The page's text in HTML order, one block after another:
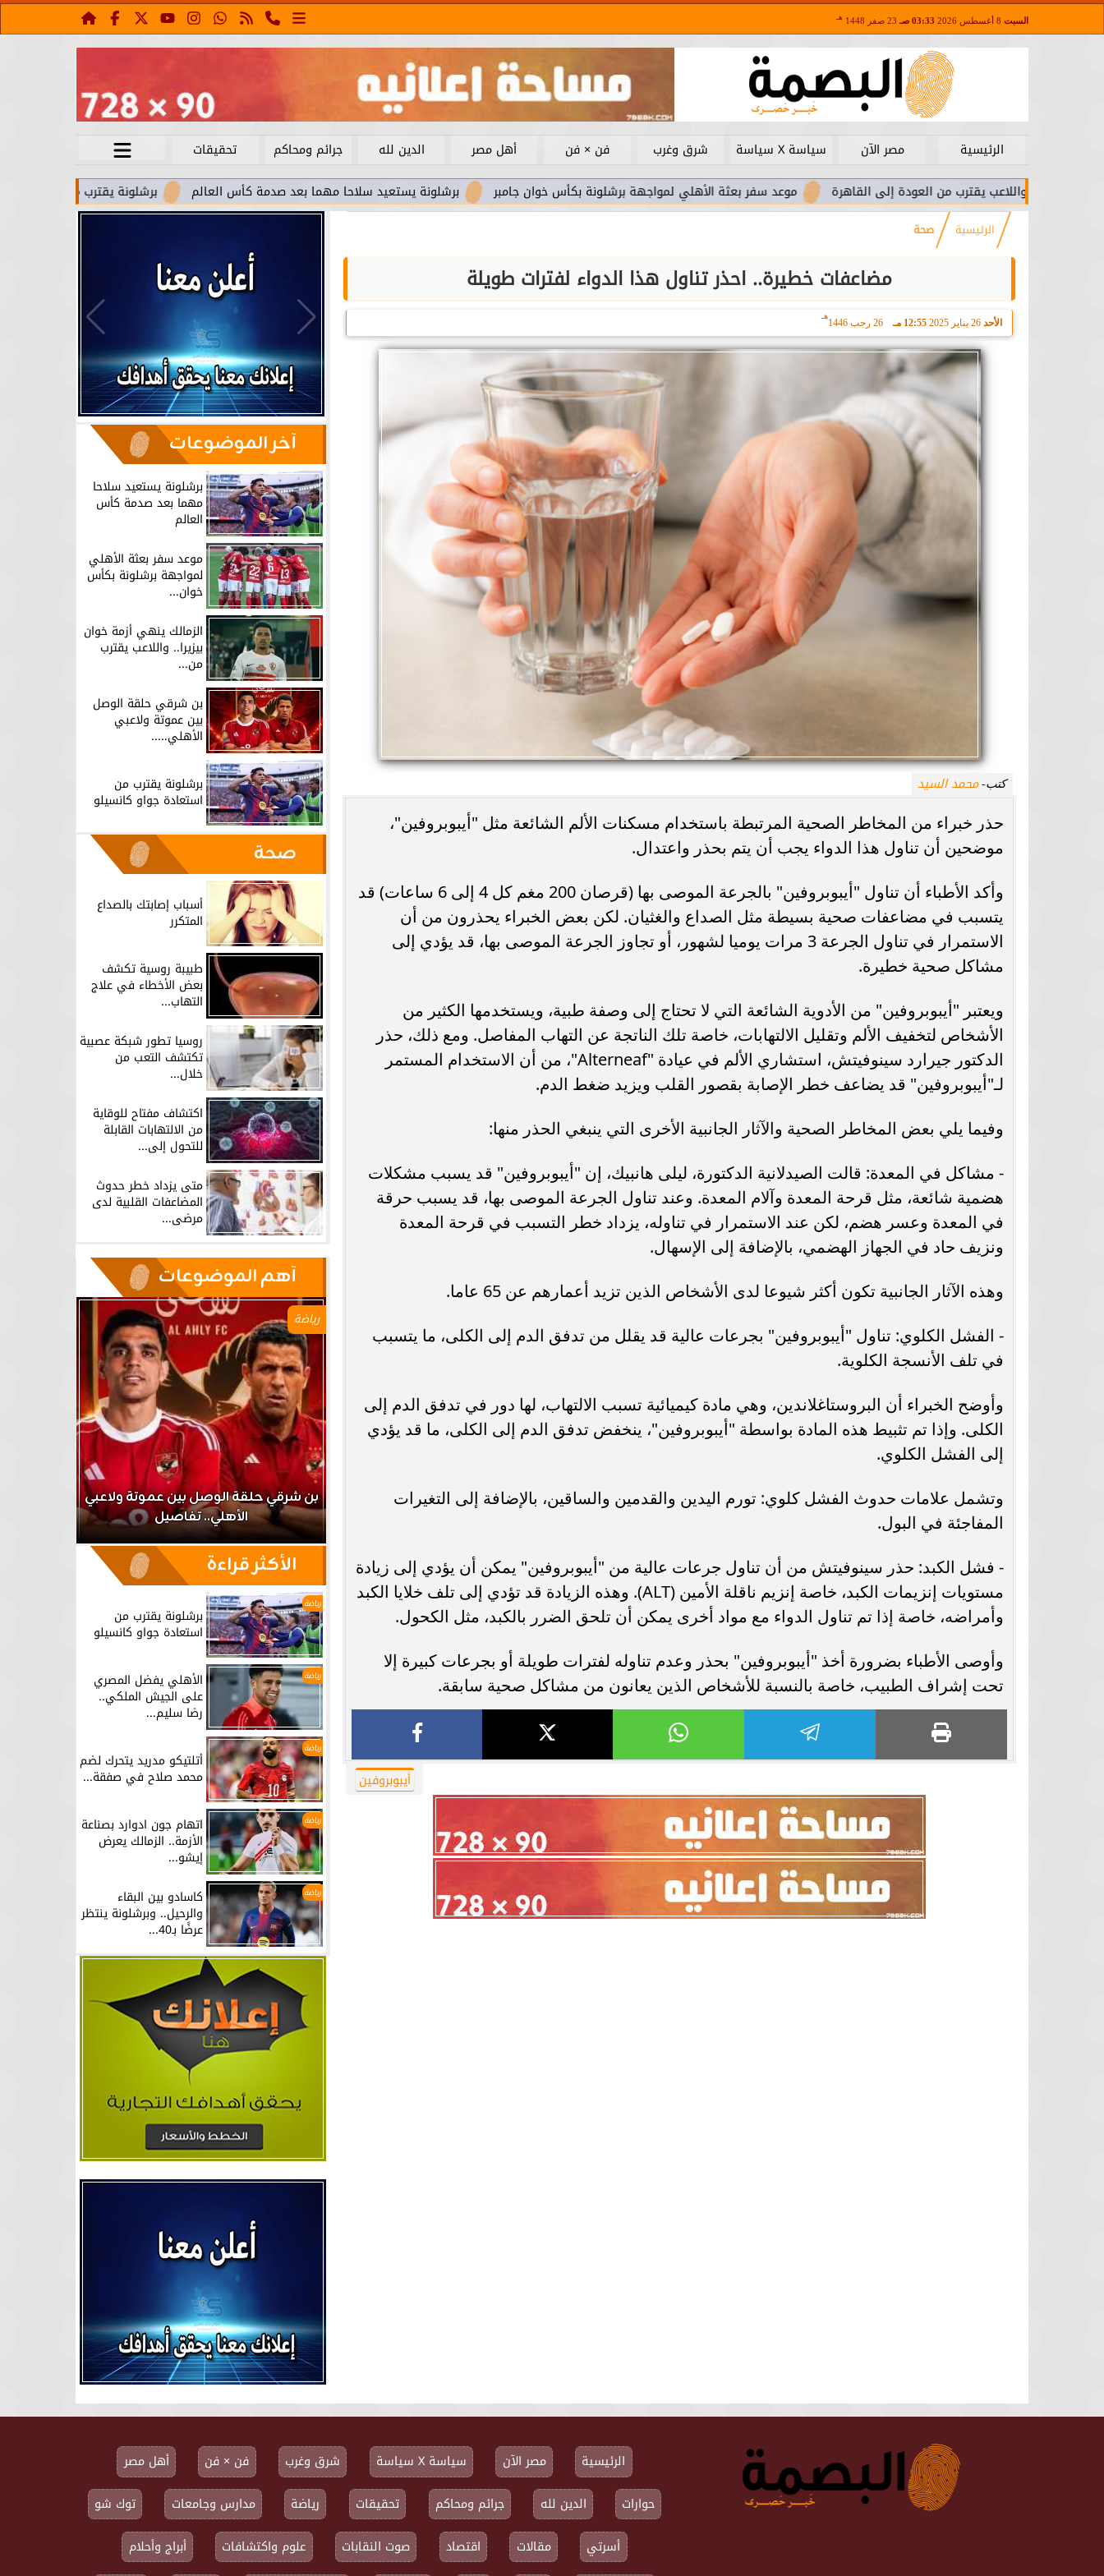
السبت 03:33 صـ 23 صفر 1448 هـ
الرئيسية مصر الآن سياسة X سياسة شرق وغرب فن × فن أهل مصر الدين لله جرائم ومحاكم
تحقيقات
برشلونة يقترب من استعادة جواو كانسيلو
برشلونة يستعيد سلاحا مهما بعد صدمة كأس العالم موعد سفر بعثة الأهلي لمواجهة برشلونة بكأس خوان جامبر واللاعب يقترب من العودة إلى القاهرة
الرئيسية صحة
مضاعفات خطيرة.. احذر تناول هذا الدواء لفترات طويلة
الأحد 26 يناير 2025 12:55 مـ 26 رجب 1446
هـ
كتب-محمد السيد
حذر خبراء من المخاطر الصحية المرتبطة باستخدام مسكنات الألم الشائعة مثل "أيبوبروفين"،
موضحين أن تناول هذا الدواء يجب أن يتم بحذر واعتدال.
وأكد الأطباء أن تناول "أيبوبروفين" بالجرعة الموصى بها (قرصان 200 مغم كل 4 إلى 6 ساعات) قد
يتسبب في مضاعفات صحية بسيطة مثل الصداع والغثيان. لكن بعض الخبراء يحذرون من أن
الاستمرار في تناول الجرعة 3 مرات يوميا لشهور، أو تجاوز الجرعة الموصى بها، قد يؤدي إلى
مشاكل صحية خطيرة.
ويعتبر "أيبوبروفين" من الأدوية الشائعة التي لا تحتاج إلى وصفة طبية، ويستخدمها الكثير من
الأشخاص لتخفيف الألم وتقليل الالتهابات، خاصة تلك الناتجة عن التهاب المفاصل. ومع ذلك، حذر
الدكتور جيرارد سينوفيتش، استشاري الألم في عيادة "Alterneaf"، من أن الاستخدام المستمر
لـ"أيبوبروفين" قد يضاعف خطر الإصابة بقصور القلب ويزيد ضغط الدم.
وفيما يلي بعض المخاطر الصحية والآثار الجانبية الأخرى التي ينبغي الحذر منها:
- مشاكل في المعدة: قالت الصيدلانية الدكتورة، ليلى هانبيك، إن "أيبوبروفين" قد يسبب مشكلات
هضمية شائعة، مثل قرحة المعدة وآلام المعدة. وعند تناول الجرعة الموصى بها، قد يسبب حرقة
في المعدة وعسر هضم، لكن عند الاستمرار في تناوله، يزداد خطر التسبب في قرحة المعدة
ونزيف حاد في الجهاز الهضمي، بالإضافة إلى الإسهال.
وهذه الآثار الجانبية تكون أكثر شيوعا لدى الأشخاص الذين تزيد أعمارهم عن 65 عاما.
- الفشل الكلوي: تناول "أيبوبروفين" بجرعات عالية قد يقلل من تدفق الدم إلى الكلى، ما يتسبب
في تلف الأنسجة الكلوية.
وأوضح الخبراء أن البروستاغلاندين، وهي مادة كيميائية تسبب الالتهاب، لها دور في تدفق الدم إلى
الكلى. وإذا تم تثبيط هذه المادة بواسطة "أيبوبروفين"، ينخفض تدفق الدم إلى الكلى، ما قد يؤدي
إلى الفشل الكلوي.
وتشمل علامات حدوث الفشل كلوي: تورم اليدين والقدمين والساقين، بالإضافة إلى التغيرات
المفاجئة في البول.
- فشل الكبد: حذر سينوفيتش من أن تناول جرعات عالية من "أيبوبروفين" يمكن أن يؤدي إلى زيادة
مستويات إنزيمات الكبد، خاصة إنزيم ناقلة الأمين (ALT). وهذه الزيادة قد تؤدي إلى تلف خلايا الكبد
وأمراضه، خاصة إذا تم تناول الدواء مع مواد أخرى يمكن أن تلحق الضرر بالكبد، مثل الكحول.
وأوصى الأطباء بضرورة أخذ "أيبوبروفين" بحذر وعدم تناوله لفترات طويلة أو بجرعات كبيرة إلا
تحت إشراف الطبيب، خاصة بالنسبة للأشخاص الذين يعانون من مشاكل صحية سابقة.
أيبوبروفين
آخر الموضوعات
برشلونة يستعيد سلاحا
مهما بعد صدمة كأس
العالم
موعد سفر بعثة الأهلي
لمواجهة برشلونة بكأس
خوان...
الزمالك ينهي أزمة خوان
بيزيرا.. واللاعب يقترب
من...
بن شرقي حلقة الوصل
بين عموتة ولاعبي
الأهلي.....
برشلونة يقترب من
استعادة جواو كانسيلو
صحة
أسباب إصابتك بالصداع
المتكرر
طبيبة روسية تكشف
بعض الأخطاء في علاج
التهاب...
روسيا تطور شبكة عصبية
تكتشف التعب من
خلال...
اكتشاف مفتاح للوقاية
من الالتهابات القابلة
للتحول إلى...
متى يزداد خطر حدوث
المضاعفات القلبية لدى
مرضى...
آهم الموضوعات
برشلونة يستعيد سلاحا مهما بعد صدمة
كأس العالم
موعد سفر بعثة الأهلي لمواجهة برشلونة
الزمالك ينهي أزمة خوان بيزيرا.. واللاعب
رياضة
بن شرقي حلقة الوصل بين عموتة ولاعبي
الأهلي.. تفاصيل
الأكثر قراءة
رياضة
برشلونة يقترب من
استعادة جواو كانسيلو
رياضة الأهلي يفضل المصري
على الجيش الملكي..
رضا سليم...
رياضة
أتلتيكو مدريد يتحرك لضم
محمد صلاح في صفقة...
رياضة اتهام جون ادوارد بصناعة
الأزمة.. الزمالك يعرض
إيشو...
رياضة كاسادو بين البقاء
والرحيل.. وبرشلونة ينتظر
عرضًا بـ40...
الرئيسية مصر الآن سياسة X سياسة شرق وغرب فن × فن
أهل مصر
حوارات
الدين لله جرائم ومحاكم تحقيقات رياضة مدارس وجامعات
توك شو
أسرتي
مقالات اقتصاد صوت النقابات علوم واكتشافات أبراج وأحلام